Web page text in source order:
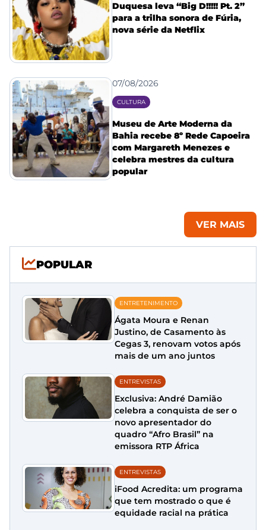
Duquesa leva “Big D!!!!! Pt. 2”
para a trilha sonora de Fúria,
nova série da Netflix
07/08/2026
CULTURA
Museu de Arte Moderna da
Bahia recebe 8º Rede Capoeira
com Margareth Menezes e
celebra mestres da cultura
popular
VER MAIS
POPULAR
ENTRETENIMENTO
Ágata Moura e Renan
Justino, de Casamento às
Cegas 3, renovam votos após
mais de um ano juntos
ENTREVISTAS
Exclusiva: André Damião
celebra a conquista de ser o
novo apresentador do
quadro “Afro Brasil” na
emissora RTP África
ENTREVISTAS
iFood Acredita: um programa
que tem mostrado o que é
equidade racial na prática